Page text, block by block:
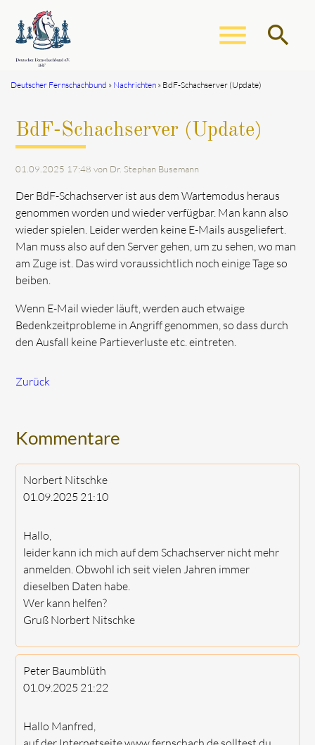
menu search
Deutscher Fernschachbund Nachrichten BdF-Schachserver (Update)
BdF-Schachserver (Update)
01.09.2025 17:48 von Dr. Stephan Busemann
Der BdF-Schachserver ist aus dem Wartemodus heraus
genommen worden und wieder verfügbar. Man kann also
wieder spielen. Leider werden keine E-Mails ausgeliefert.
Man muss also auf den Server gehen, um zu sehen, wo man
am Zuge ist. Das wird voraussichtlich noch einige Tage so
beiben.
Wenn E-Mail wieder läuft, werden auch etwaige
Bedenkzeitprobleme in Angriff genommen, so dass durch
den Ausfall keine Partieverluste etc. eintreten.
Zurück
Kommentare
Norbert Nitschke
01.09.2025 21:10
Hallo,
leider kann ich mich auf dem Schachserver nicht mehr
anmelden. Obwohl ich seit vielen Jahren immer
dieselben Daten habe.
Wer kann helfen?
Gruß Norbert Nitschke
Peter Baumblüth
01.09.2025 21:22
Hallo Manfred,